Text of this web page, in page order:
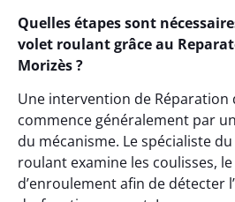
Quelles étapes sont
volet roulant grâce au
Morizès ?
Une intervention de
commence généralement par
du mécanisme. Le spécialiste
roulant examine les coulisses,
d’enroulement afin de détecter